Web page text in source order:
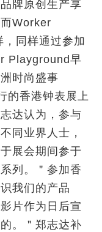
牌原创生产享
Worker
同样通过参加
Playground早
时尚盛事
的香港钟表展上
达认为，参与
同业界人士，
展会期间参于
列。＂参加香
我们的产品
片作为日后宣
。＂郑志达补